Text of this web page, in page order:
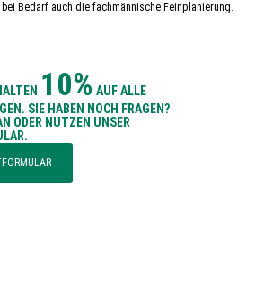
bei Bedarf auch die fachmännische Feinplanierung.
10% AUF ALLE
SIE HABEN NOCH FRAGEN?
ODER NUTZEN UNSER